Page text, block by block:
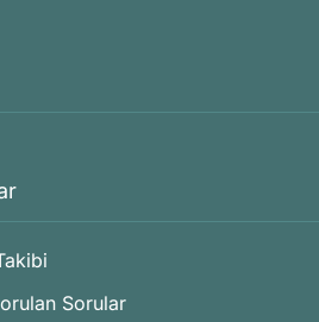
Sorular